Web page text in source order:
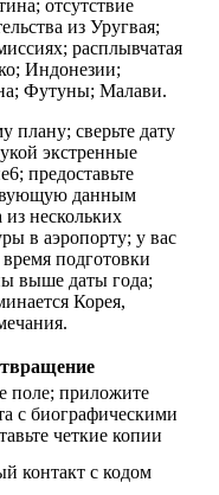
отсутствие
из Уругвая;
расплывчатая
Индонезии;
Футуны; Малави.
плану; сверьте дату
экстренные
предоставьте
данным
из нескольких
в аэропорту; у вас
время подготовки
выше даты года;
Корея,
поле; приложите
с биографическими
четкие копии
контакт с кодом